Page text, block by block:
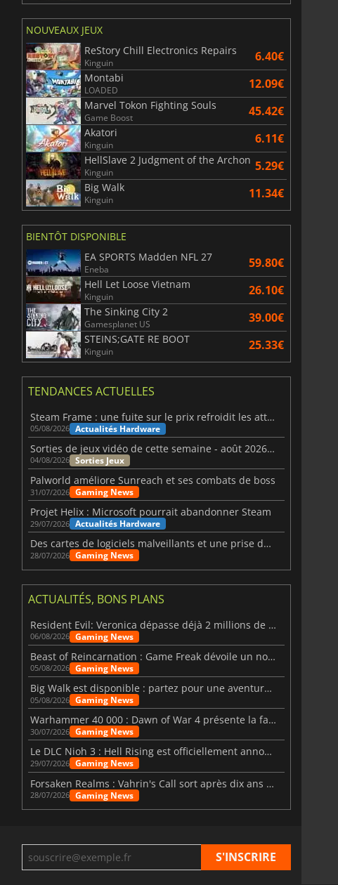
NOUVEAUX JEUX
ReStory Chill Electronics Repairs
Kinguin 6.40€
Montabi
LOADED 12.09€
Marvel Tokon Fighting Souls
Game Boost 45.42€
Akatori
Kinguin 6.11€
HellSlave 2 Judgment of the Archon
Kinguin 5.29€
Big Walk
Kinguin 11.34€
BIENTÔT DISPONIBLE
EA SPORTS Madden NFL 27
Eneba 59.80€
Hell Let Loose Vietnam
Kinguin 26.10€
The Sinking City 2
Gamesplanet US 39.00€
STEINS;GATE RE BOOT
Kinguin 25.33€
TENDANCES ACTUELLES
Steam Frame : une fuite sur le prix refroidit les attentes VR
05/08/2026 Actualités Hardware
Sorties de jeux vidéo de cette semaine - août 2026 (semaine 32)
04/08/2026 Sorties Jeux
Palworld améliore Sunreach et ses combats de boss
31/07/2026 Gaming News
Projet Helix : Microsoft pourrait abandonner Steam
29/07/2026 Actualités Hardware
Des cartes de logiciels malveillants et une prise de contrôle de Discord ont touché Meccha Chameleon
28/07/2026 Gaming News
ACTUALITÉS, BONS PLANS
Resident Evil: Veronica dépasse déjà 2 millions de wishlists
06/08/2026 Gaming News
Beast of Reincarnation : Game Freak dévoile un nouveau pari
05/08/2026 Gaming News
Big Walk est disponible : partez pour une aventure entre amis
05/08/2026 Gaming News
Warhammer 40 000 : Dawn of War 4 présente la faction des Nécrons
30/07/2026 Gaming News
Le DLC Nioh 3 : Hell Rising est officiellement annoncé
29/07/2026 Gaming News
Forsaken Realms : Vahrin's Call sort après dix ans de développement
28/07/2026 Gaming News